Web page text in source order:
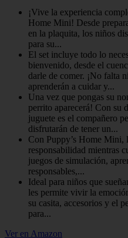
¡Vive la experiencia
Home Mini! Desde
en la plaquita, los niños
para su...
El set incluye todo lo
bienvenido, desde el
darle de comer. ¡No falta
aprenderán a cuidar y...
Una vez que pongas su
perrito aparecerá! Con su
juguete es el compañero
disfrutarán de tener un...
Con Puppy’s Home Mini,
responsabilidad mientras
juegos de simulación,
responsables,...
Ideal para niños que
les permite vivir la
su casita, accesorios y el
para...
Ver en Amazon